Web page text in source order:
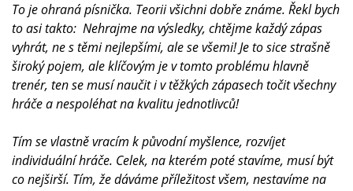
To je ohraná písnička. Teorii všichni dobře známe. Řekl bych
to asi takto: Nehrajme na výsledky, chtějme každý zápas
vyhrát, ne s těmi nejlepšími, ale se všemi! Je to sice strašně
široký pojem, ale klíčovým je v tomto problému hlavně
trenér, ten se musí naučit i v těžkých zápasech točit všechny
hráče a nespoléhat na kvalitu jednotlivců!
Tím se vlastně vracím k původní myšlence, rozvíjet
individuální hráče. Celek, na kterém poté stavíme, musí být
co nejširší. Tím, že dáváme příležitost všem, nestavíme na